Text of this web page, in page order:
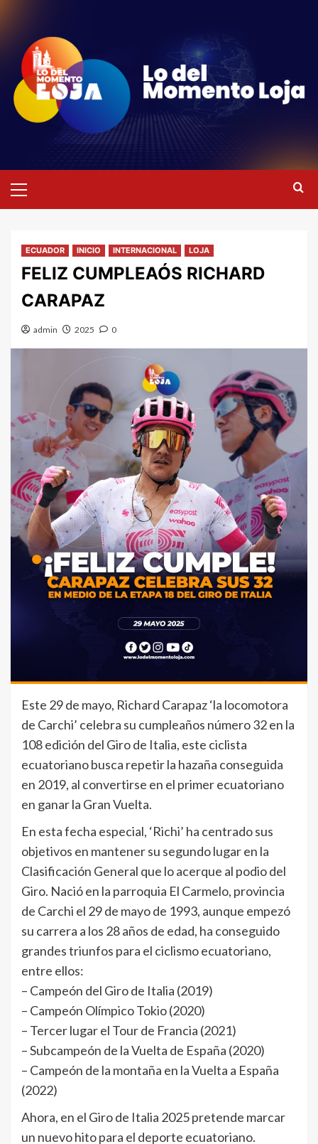
contenido
primario
ECUADOR INICIO INTERNACIONAL LOJA
FELIZ CUMPLEAÓS RICHARD
CARAPAZ
admin 2025 0
Este 29 de mayo, Richard Carapaz ‘la locomotora
de Carchi’ celebra su cumpleaños número 32 en la
108 edición del Giro de Italia, este ciclista
ecuatoriano busca repetir la hazaña conseguida
en 2019, al convertirse en el primer ecuatoriano
en ganar la Gran Vuelta.
En esta fecha especial, ‘Richi’ ha centrado sus
objetivos en mantener su segundo lugar en la
Clasificación General que lo acerque al podio del
Giro. Nació en la parroquia El Carmelo, provincia
de Carchi el 29 de mayo de 1993, aunque empezó
su carrera a los 28 años de edad, ha conseguido
grandes triunfos para el ciclismo ecuatoriano,
entre ellos:
– Campeón del Giro de Italia (2019)
– Campeón Olímpico Tokio (2020)
– Tercer lugar el Tour de Francia (2021)
– Subcampeón de la Vuelta de España (2020)
– Campeón de la montaña en la Vuelta a España
(2022)
Ahora, en el Giro de Italia 2025 pretende marcar
un nuevo hito para el deporte ecuatoriano.